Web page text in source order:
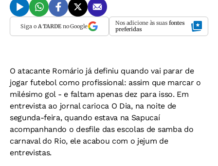
Siga o A TARDEno Google Nos adicione às suas fontes
preferidas
O atacante Romário já definiu quando vai parar de
jogar futebol como profissional: assim que marcar o
milésimo gol - e faltam apenas dez para isso. Em
entrevista ao jornal carioca O Dia, na noite de
segunda-feira, quando estava na Sapucaí
acompanhando o desfile das escolas de samba do
carnaval do Rio, ele acabou com o jejum de
entrevistas.